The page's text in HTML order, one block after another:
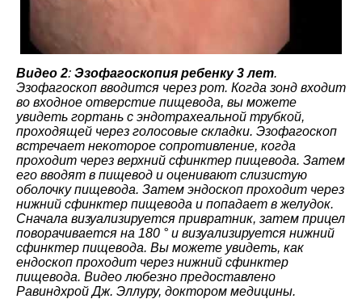
Видео 2: Эзофагоскопия ребенку 3 лет.
Эзофагоскоп вводится через рот. Когда зонд входит
во входное отверстие пищевода, вы можете
увидеть гортань с эндотрахеальной трубкой,
проходящей через голосовые складки. Эзофагоскоп
встречает некоторое сопротивление, когда
проходит через верхний сфинктер пищевода. Затем
его вводят в пищевод и оценивают слизистую
оболочку пищевода. Затем эндоскоп проходит через
нижний сфинктер пищевода и попадает в желудок.
Сначала визуализируется привратник, затем прицел
поворачивается на 180 ° и визуализируется нижний
сфинктер пищевода. Вы можете увидеть, как
ендоскоп проходит через нижний сфинктер
пищевода. Видео любезно предоставлено
Равиндхрой Дж. Эллуру, доктором медицины.